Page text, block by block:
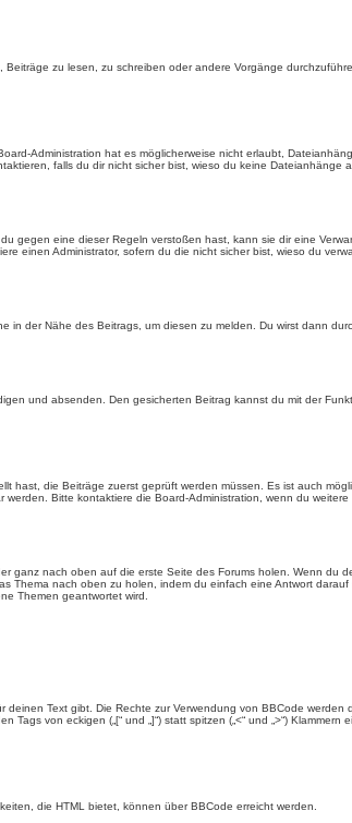
zu lesen, zu schreiben oder andere Vorgänge
Administration hat es möglicherweise nicht erlaubt,
falls du dir nicht sicher bist, wieso du keine Dateianhänge
gegen eine dieser Regeln verstoßen hast, kann sie dir eine
einen Administrator, sofern du die nicht sicher bist, wieso du
der Nähe des Beitrags, um diesen zu melden. Du wirst dann
und absenden. Den gesicherten Beitrag kannst du mit der
hast, die Beiträge zuerst geprüft werden müssen. Es ist auch
Bitte kontaktiere die Board-Administration, wenn du weitere
ganz nach oben auf die erste Seite des Forums holen. Wenn du
nach oben zu holen, indem du einfach eine Antwort
Themen geantwortet wird.
Text gibt. Die Rechte zur Verwendung von BBCode
von eckigen („[“ und „]“) statt spitzen („<“ und „>“)
die HTML bietet, können über BBCode erreicht werden.